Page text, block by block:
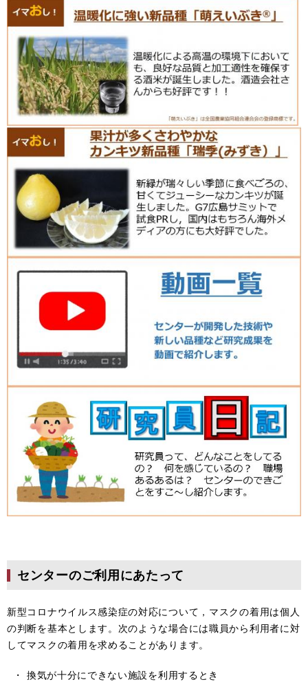
センターのご利用にあたって
新型コロナウイルス感染症の対応について，マスクの着用は個人
の判断を基本とします。次のような場合には職員から利用者に対
してマスクの着用を求めることがあります。
・ 換気が十分にできない施設を利用するとき